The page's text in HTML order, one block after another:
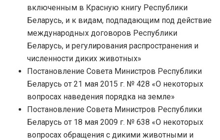
включенным в Красную книгу Республики
Беларусь, и к видам, подпадающим под действие
международных договоров Республики
Беларусь, и регулирования распространения и
численности диких животных»
Постановление Совета Министров Республики
Беларусь от 21 мая 2015 г. № 428 «О некоторых
вопросах наведения порядка на земле»
Постановление Совета Министров Республики
Беларусь от 18 мая 2009 г. № 638 «О некоторых
вопросах обращения с дикими животными и